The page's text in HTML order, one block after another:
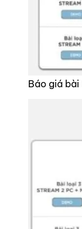
Báo giá bài